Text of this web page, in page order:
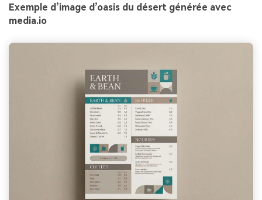
Exemple d’image d’oasis du désert générée avec
media.io